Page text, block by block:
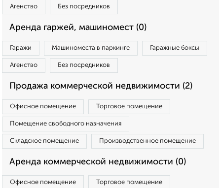
Агенство Без посредников
Аренда гаржей, машиномест (0)
Гаражи Машиноместа в паркинге Гаражные боксы
Агенство Без посредников
Продажа коммерческой недвижимости (2)
Офисное помещение Торговое помещение
Помещение свободного назначения
Складское помещение Производственное помещение
Аренда коммерческой недвижимости (0)
Офисное помещение Торговое помещение